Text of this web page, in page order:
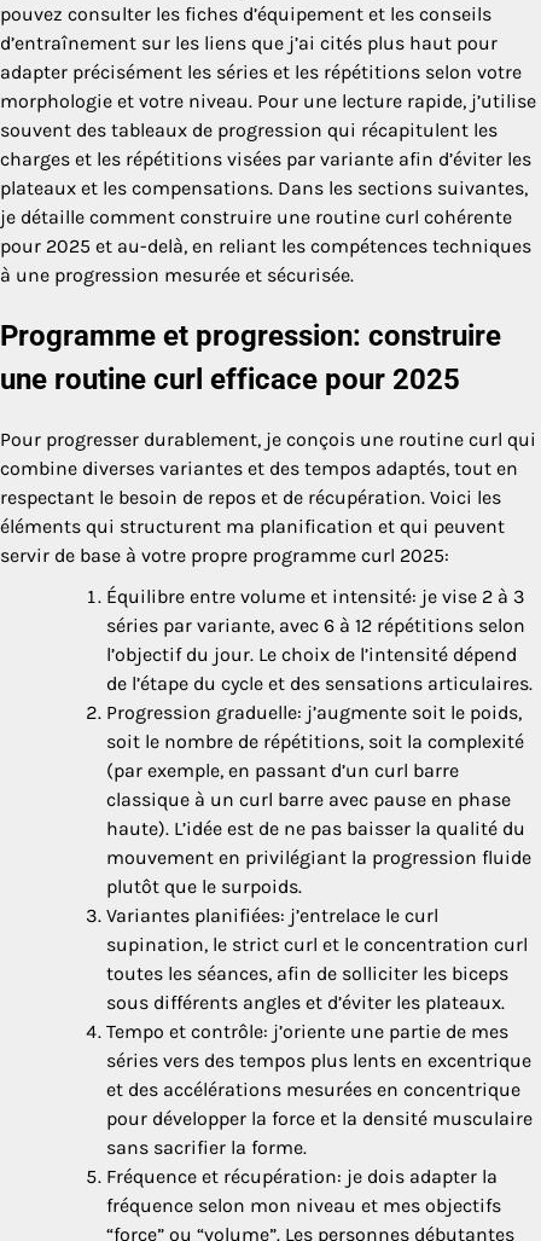
pouvez consulter les fiches d’équipement et les conseils
d’entraînement sur les liens que j’ai cités plus haut pour
adapter précisément les séries et les répétitions selon votre
morphologie et votre niveau. Pour une lecture rapide, j’utilise
souvent des tableaux de progression qui récapitulent les
charges et les répétitions visées par variante afin d’éviter les
plateaux et les compensations. Dans les sections suivantes,
je détaille comment construire une routine curl cohérente
pour 2025 et au-delà, en reliant les compétences techniques
à une progression mesurée et sécurisée.
Programme et progression: construire
une routine curl efficace pour 2025
Pour progresser durablement, je conçois une routine curl qui
combine diverses variantes et des tempos adaptés, tout en
respectant le besoin de repos et de récupération. Voici les
éléments qui structurent ma planification et qui peuvent
servir de base à votre propre programme curl 2025:
Équilibre entre volume et intensité: je vise 2 à 3
séries par variante, avec 6 à 12 répétitions selon
l’objectif du jour. Le choix de l’intensité dépend
de l’étape du cycle et des sensations articulaires.
Progression graduelle: j’augmente soit le poids,
soit le nombre de répétitions, soit la complexité
(par exemple, en passant d’un curl barre
classique à un curl barre avec pause en phase
haute). L’idée est de ne pas baisser la qualité du
mouvement en privilégiant la progression fluide
plutôt que le surpoids.
Variantes planifiées: j’entrelace le curl
supination, le strict curl et le concentration curl
toutes les séances, afin de solliciter les biceps
sous différents angles et d’éviter les plateaux.
Tempo et contrôle: j’oriente une partie de mes
séries vers des tempos plus lents en excentrique
et des accélérations mesurées en concentrique
pour développer la force et la densité musculaire
sans sacrifier la forme.
Fréquence et récupération: je dois adapter la
fréquence selon mon niveau et mes objectifs
“force” ou “volume”. Les personnes débutantes